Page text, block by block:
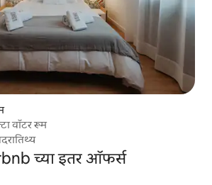
वॉटर रूम
च्या इतर ऑफर्स